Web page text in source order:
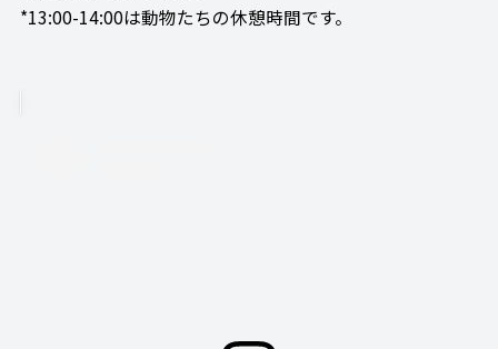
*13:00-14:00は動物たちの休憩時間です。